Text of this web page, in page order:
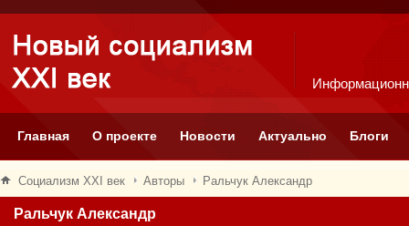
Главная О проекте Новости Актуально Блоги
Социализм XXI век Авторы Ральчук Александр
Ральчук Александр